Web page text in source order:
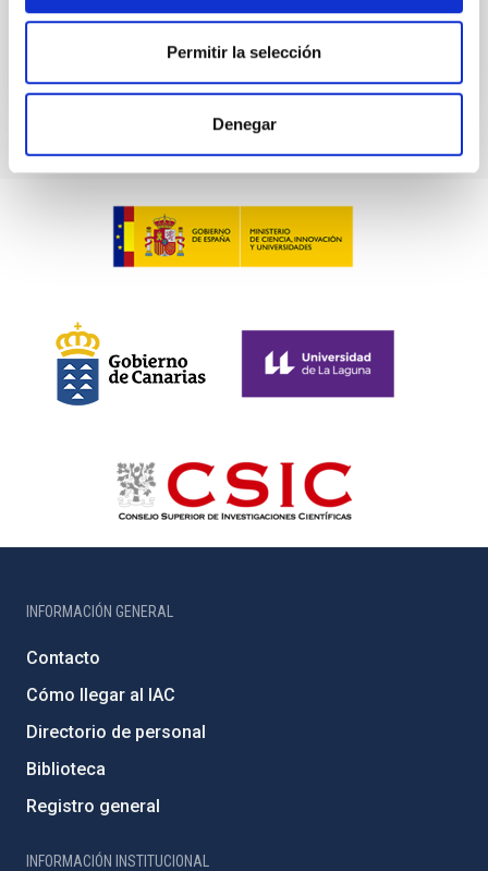
Permitir la selección
Denegar
INFORMACIÓN GENERAL
Contacto
Cómo llegar al IAC
Directorio de personal
Biblioteca
Registro general
INFORMACIÓN INSTITUCIONAL